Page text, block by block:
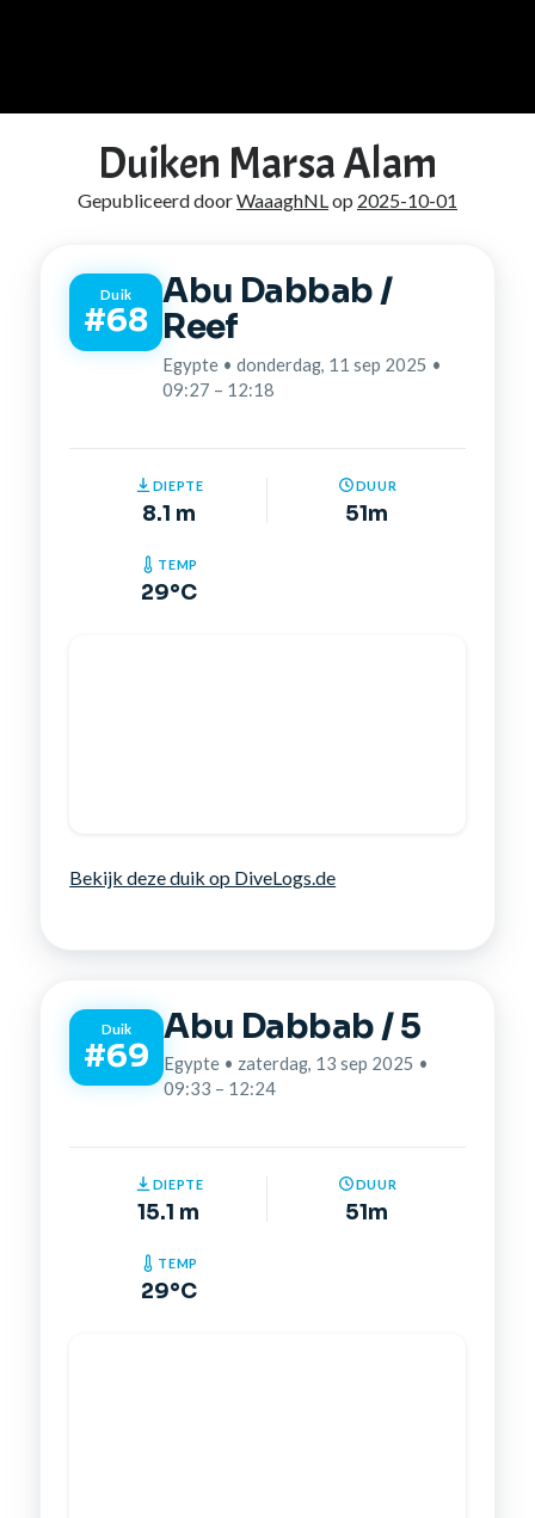
Duiken Marsa Alam
Gepubliceerd doorWaaaghNLop 2025-10-01
Duik
#68
Abu Dabbab /
Reef
Egypte • donderdag, 11 sep 2025 •
09:27 – 12:18
DIEPTE
8.1 m
DUUR
51m
TEMP
29°C
Bekijk deze duik op DiveLogs.de
Duik
#69
Abu Dabbab / 5
Egypte • zaterdag, 13 sep 2025 •
09:33 – 12:24
DIEPTE
15.1 m
DUUR
51m
TEMP
29°C